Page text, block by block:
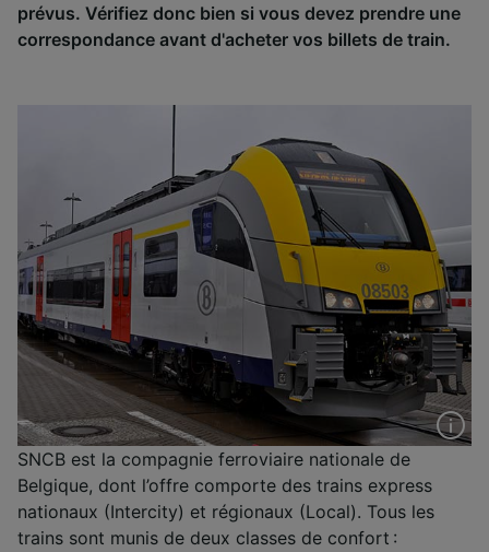
prévus. Vérifiez donc bien si vous devez prendre une
correspondance avant d'acheter vos billets de train.
SNCB est la compagnie ferroviaire nationale de
Belgique, dont l’offre comporte des trains express
nationaux (Intercity) et régionaux (Local). Tous les
trains sont munis de deux classes de confort :